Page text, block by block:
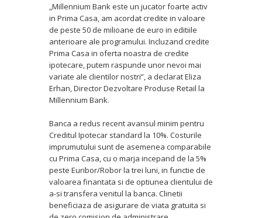
„Millennium Bank este un jucator foarte activ
in Prima Casa, am acordat credite in valoare
de peste 50 de milioane de euro in editiile
anterioare ale programului. Incluzand credite
Prima Casa in oferta noastra de credite
ipotecare, putem raspunde unor nevoi mai
variate ale clientilor nostri”, a declarat Eliza
Erhan, Director Dezvoltare Produse Retail la
Millennium Bank.
Banca a redus recent avansul minim pentru
Creditul Ipotecar standard la 10%. Costurile
imprumutului sunt de asemenea comparabile
cu Prima Casa, cu o marja incepand de la 5%
peste Euribor/Robor la trei luni, in functie de
valoarea finantata si de optiunea clientului de
a-si transfera venitul la banca. Clinetii
beneficiaza de asigurare de viata gratuita si